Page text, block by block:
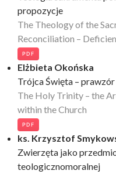
propozycje
The Theology of the
Reconciliation –
PDF
Elżbieta Okońska
Trójca Święta –
The Holy Trinity – the
within the Church
PDF
ks. Krzysztof
Zwierzęta jako
teologicznomoralnej